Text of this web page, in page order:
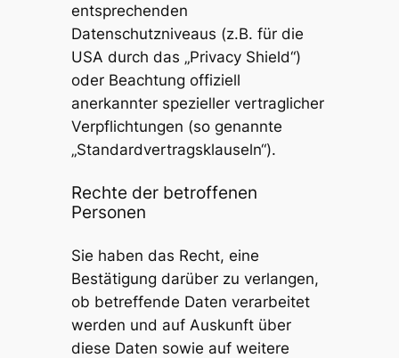
entsprechenden
Datenschutzniveaus (z.B. für die
USA durch das „Privacy Shield“)
oder Beachtung offiziell
anerkannter spezieller vertraglicher
Verpflichtungen (so genannte
„Standardvertragsklauseln“).
Rechte der betroffenen
Personen
Sie haben das Recht, eine
Bestätigung darüber zu verlangen,
ob betreffende Daten verarbeitet
werden und auf Auskunft über
diese Daten sowie auf weitere